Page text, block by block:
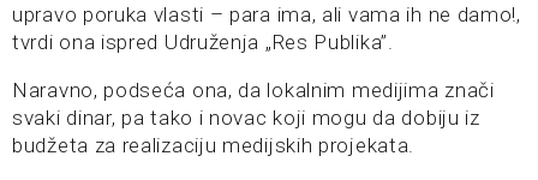
upravo poruka vlasti – para ima, ali vama ih ne damo!,
tvrdi ona ispred Udruženja „Res Publika”.
Naravno, podseća ona, da lokalnim medijima znači
svaki dinar, pa tako i novac koji mogu da dobiju iz
budžeta za realizaciju medijskih projekata.